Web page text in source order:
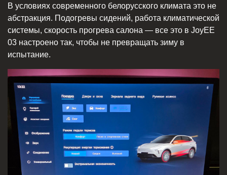
В условиях современного белорусского климата это не
абстракция. Подогревы сидений, работа климатической
системы, скорость прогрева салона — все это в JoyEE
03 настроено так, чтобы не превращать зиму в
испытание.